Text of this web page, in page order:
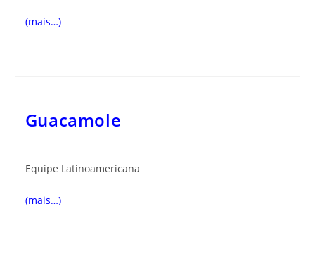
(mais…)
Guacamole
Equipe Latinoamericana
(mais…)